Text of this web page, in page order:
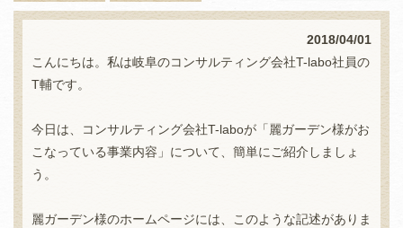
2018/04/01
こんにちは。私は岐阜のコンサルティング会社T-labo社員の
T輔です。
今日は、コンサルティング会社T-laboが「麗ガーデン様がお
こなっている事業内容」について、簡単にご紹介しましょ
う。
麗ガーデン様のホームページには、このような記述がありま